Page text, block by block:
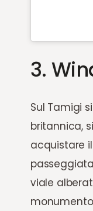
3.
Sul Tamigi
britannica,
acquistare
viale